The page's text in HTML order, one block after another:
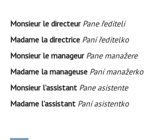
Monsieur le directeur Pane řediteli
Madame la directrice Paní ředitelko
Monsieur le manageur Pane manažere
Madame la manageuse Paní manažerko
Monsieur l’assistant Pane asistente
Madame l’assistant Paní asistentko